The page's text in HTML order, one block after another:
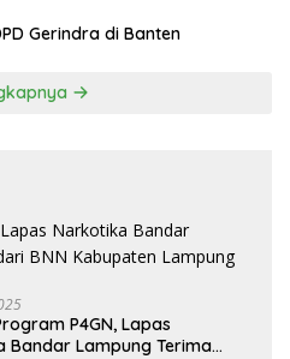
Gerindra di Banten
P4GN, Lapas
Bandar Lampung Terima